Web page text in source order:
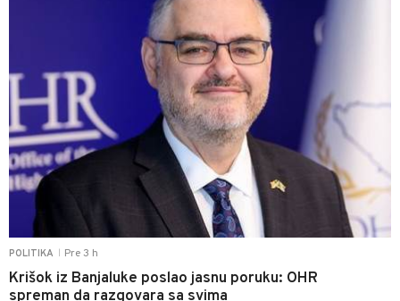
POLITIKA Pre 3 h
Krišok iz Banjaluke poslao jasnu poruku: OHR
spreman da razgovara sa svima